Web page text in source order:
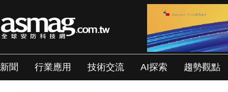
新聞 行業應用 技術交流 AI探索 趨勢觀點